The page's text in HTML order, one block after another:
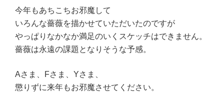
今年もあちこちお邪魔して
いろんな薔薇を描かせていただいたのですが
やっぱりなかなか満足のいくスケッチはできません。
薔薇は永遠の課題となりそうな予感。
Aさま、Fさま、Yさま、
懲りずに来年もお邪魔させてください。